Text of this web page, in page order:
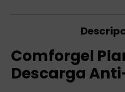
Comforgel
Descarga